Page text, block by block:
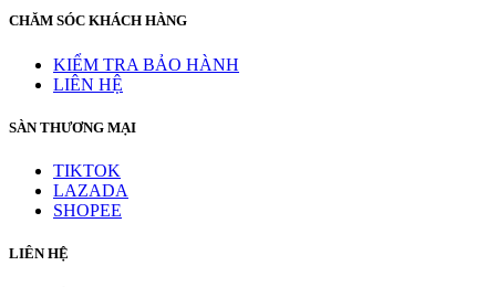
CHĂM SÓC KHÁCH HÀNG
KIỂM TRA BẢO HÀNH
LIÊN HỆ
SÀN THƯƠNG MẠI
TIKTOK
LAZADA
SHOPEE
LIÊN HỆ